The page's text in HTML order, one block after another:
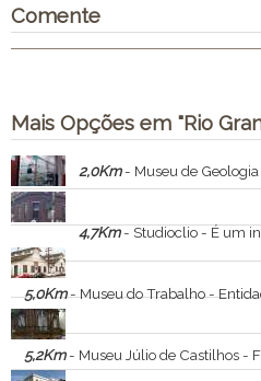
Comente
Mais Opções em "Rio
2,0Km- Museu de Geologia - O Museu de Geologia da
4,7Km- Studioclio - É um
5,0Km- Museu do Trabalho - Entidade civil, o Museu do Trabalho foi fundado em 7 de dezembro de 1982, como parte de um
5,2Km- Museu Júlio de Castilhos - Foi a primeira instituição museológica do Estado e, como era comum na época, seu acervo